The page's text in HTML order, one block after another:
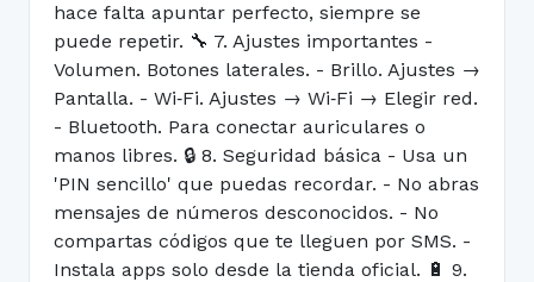
hace falta apuntar perfecto, siempre se
puede repetir. 🔧 7. Ajustes importantes -
Volumen. Botones laterales. - Brillo. Ajustes →
Pantalla. - Wi‑Fi. Ajustes → Wi‑Fi → Elegir red.
- Bluetooth. Para conectar auriculares o
manos libres. 🔒 8. Seguridad básica - Usa un
'PIN sencillo' que puedas recordar. - No abras
mensajes de números desconocidos. - No
compartas códigos que te lleguen por SMS. -
Instala apps solo desde la tienda oficial. 🔋 9.